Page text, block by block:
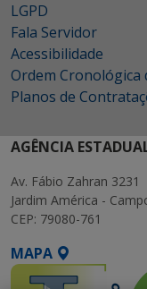
LGPD
Fala Servidor
Acessibilidade
Ordem Cronológica
Planos de
AGÊNCIA
Av. Fábio Zahran 3231
Jardim América -
CEP: 79080-761
MAPA